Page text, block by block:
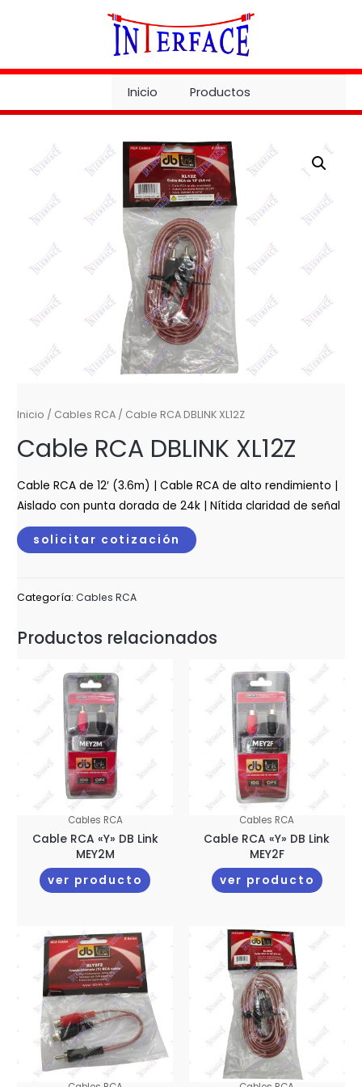
Inicio Productos
Inicio / Cables RCA / Cable RCA DBLINK XL12Z
Cable RCA DBLINK XL12Z
Cable RCA de 12′ (3.6m) | Cable RCA de alto rendimiento |
Aislado con punta dorada de 24k | Nítida claridad de señal
solicitar cotización
Categoría:Cables RCA
Productos relacionados
Cables RCA
Cable RCA «Y» DB Link
MEY2M
ver producto
Cables RCA
Cable RCA «Y» DB Link
MEY2F
ver producto